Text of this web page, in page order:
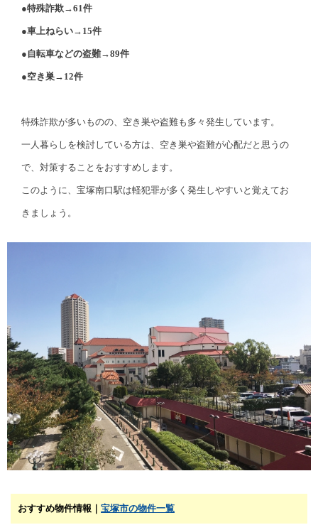
●特殊詐欺→61件
●車上ねらい→15件
●自転車などの盗難→89件
●空き巣→12件
特殊詐欺が多いものの、空き巣や盗難も多々発生しています。
一人暮らしを検討している方は、空き巣や盗難が心配だと思うの
で、対策することをおすすめします。
このように、宝塚南口駅は軽犯罪が多く発生しやすいと覚えてお
きましょう。
おすすめ物件情報｜ 宝塚市の物件一覧